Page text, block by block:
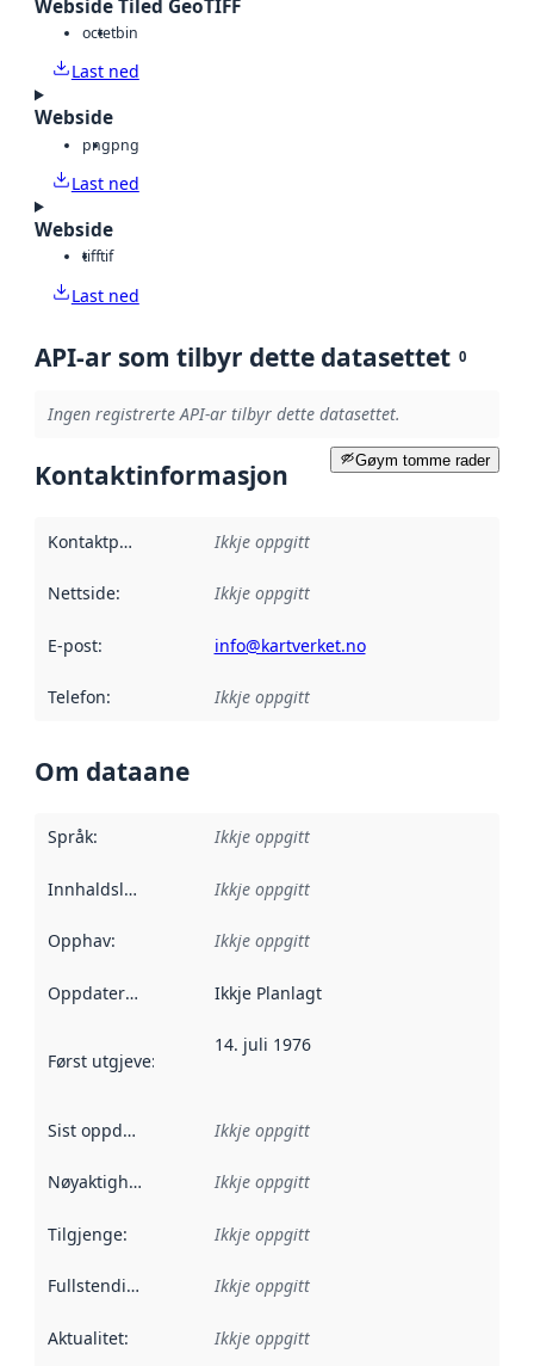
Webside Tiled GeoTIFF
octetbin
Last ned
Webside
pngpng
Last ned
Webside
tifftif
Last ned
API-ar som tilbyr dette datasettet 0
Ingen registrerte API-ar tilbyr dette datasettet.
Gøym tomme rader
Kontaktinformasjon
Kontaktpunkt Ikkje oppgitt
Nettside: Ikkje oppgitt
E-post: info@kartverket.no
Telefon: Ikkje oppgitt
Om dataane
Språk: Ikkje oppgitt
Innhaldsleverandørar :
Ikkje oppgitt
Opphav: Ikkje oppgitt
Oppdateringsfrekvens :
Ikkje Planlagt
Først utgjeve: Denne datoen seier når dataa i dette
14. juli 1976
Sist oppdatert Ikkje oppgitt
Nøyaktigheit Ikkje oppgitt
Tilgjenge: Ikkje oppgitt
Fullstendigheit Ikkje oppgitt
Aktualitet: Ikkje oppgitt